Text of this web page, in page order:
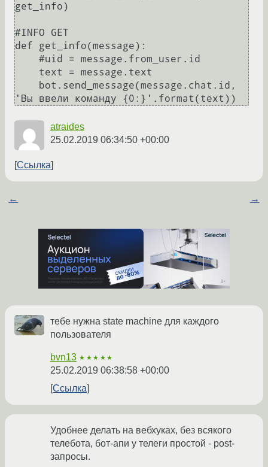
get_info)
#INFO GET
def get_info(message):
atraides
25.02.2019 06:34:50 +00:00
Ссылка
← →
тебе нужна state machine для каждого
пользователя
bvn13 ★★★★★
25.02.2019 06:38:58 +00:00
Ссылка
Удобнее делать на вебхуках, без всякого
телебота, бот-апи у телеги простой - post-
запросы.